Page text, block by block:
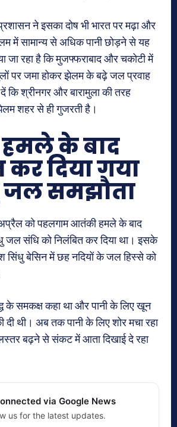
ने इसका दोष भी भारत पर मढ़ा और
में सामान्य से अधिक पानी छोड़ने से यह
जा रहा है कि मुजफ्फराबाद और चकोटी में
पर जमा होकर झेलम के बढ़े जल प्रवाह
कि श्रीनगर और बारामुला की तरह
शहर से ही गुजरती है।
के बाद
दिया गया
जल समझौता
को पहलगाम आतंकी हमले के बाद
जल संधि को निलंबित कर दिया था। इसके
सिंधु बेसिन में छह नदियों के जल हिस्से को
के समकक्ष कहा था और पानी के लिए खून
दी थी। अब तक पानी के लिए शोर मचा रहा
बढ़ने से संकट में आता दिखाई दे रहा
via Google News
us for the latest updates.